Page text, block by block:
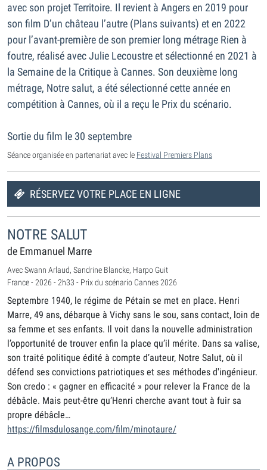
avec son projet Territoire. Il revient à Angers en 2019 pour
son film D’un château l’autre (Plans suivants) et en 2022
pour l’avant-première de son premier long métrage Rien à
foutre, réalisé avec Julie Lecoustre et sélectionné en 2021 à
la Semaine de la Critique à Cannes. Son deuxième long
métrage, Notre salut, a été sélectionné cette année en
compétition à Cannes, où il a reçu le Prix du scénario.
Sortie du film le 30 septembre
Séance organisée en partenariat avec le Festival Premiers Plans
RÉSERVEZ VOTRE PLACE EN LIGNE
NOTRE SALUT
de Emmanuel Marre
Avec Swann Arlaud, Sandrine Blancke, Harpo Guit
France - 2026 - 2h33 - Prix du scénario Cannes 2026
Septembre 1940, le régime de Pétain se met en place. Henri
Marre, 49 ans, débarque à Vichy sans le sou, sans contact, loin de
sa femme et ses enfants. Il voit dans la nouvelle administration
l’opportunité de trouver enfin la place qu’il mérite. Dans sa valise,
son traité politique édité à compte d’auteur, Notre Salut, où il
défend ses convictions patriotiques et ses méthodes d'ingénieur.
Son credo : « gagner en efficacité » pour relever la France de la
débâcle. Mais peut-être qu’Henri cherche avant tout à fuir sa
propre débâcle…
https://filmsdulosange.com/film/minotaure/
A PROPOS